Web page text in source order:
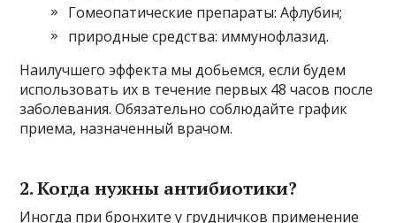
Гомеопатические препараты: Афлубин;
природные средства: иммунофлазид.
Наилучшего эффекта мы добьемся, если будем
использовать их в течение первых 48 часов после
заболевания. Обязательно соблюдайте график
приема, назначенный врачом.
2. Когда нужны антибиотики?
Иногда при бронхите у грудничков применение